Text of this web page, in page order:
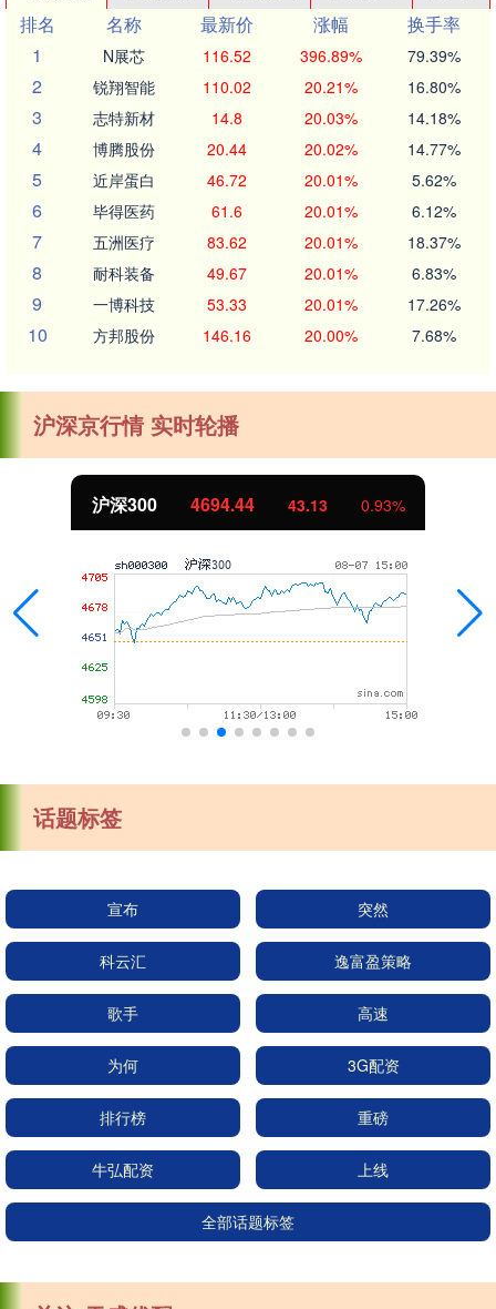
排名
名称 最新价 涨幅
换手率
1
N展芯 116.52 396.89% 79.39%
2 锐翔智能 110.02 20.21% 16.80%
3 志特新材 14.8 20.03% 14.18%
4 博腾股份 20.44 20.02% 14.77%
5 近岸蛋白 46.72 20.01% 5.62%
6 毕得医药 61.6 20.01% 6.12%
7 五洲医疗 83.62 20.01% 18.37%
8 耐科装备 49.67 20.01% 6.83%
9 一博科技 53.33 20.01% 17.26%
10 方邦股份 146.16 20.00% 7.68%
沪深京行情 实时轮播
北证50 1134.24 11.37 1.01%
话题标签
宣布 突然
科云汇 逸富盈策略
歌手 高速
为何 3G配资
排行榜 重磅
牛弘配资 上线
全部话题标签